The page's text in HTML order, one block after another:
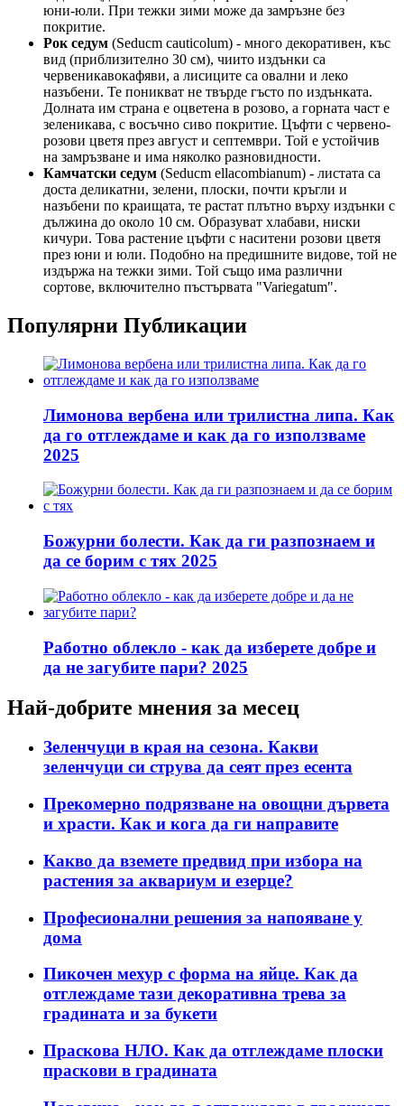
юни-юли. При тежки зими може да замръзне без
покритие.
Рок седум (Seducm cauticolum) - много декоративен, къс
вид (приблизително 30 см), чиито издънки са
червеникавокафяви, а лисиците са овални и леко
назъбени. Те поникват не твърде гъсто по издънката.
Долната им страна е оцветена в розово, а горната част е
зеленикава, с восъчно сиво покритие. Цъфти с червено-
розови цветя през август и септември. Той е устойчив
на замръзване и има няколко разновидности.
Камчатски седум (Seducm ellacombianum) - листата са
доста деликатни, зелени, плоски, почти кръгли и
назъбени по краищата, те растат плътно върху издънки с
дължина до около 10 см. Образуват хлабави, ниски
кичури. Това растение цъфти с наситени розови цветя
през юни и юли. Подобно на предишните видове, той не
издържа на тежки зими. Той също има различни
сортове, включително пъстървата "Variegatum".
Популярни Публикации
Лимонова вербена или трилистна липа. Как
да го отглеждаме и как да го използваме
2025
Божурни болести. Как да ги разпознаем и
да се борим с тях 2025
Работно облекло - как да изберете добре и
да не загубите пари? 2025
Най-добрите мнения за месец
Зеленчуци в края на сезона. Какви
зеленчуци си струва да сеят през есента
Прекомерно подрязване на овощни дървета
и храсти. Как и кога да ги направите
Какво да вземете предвид при избора на
растения за аквариум и езерце?
Професионални решения за напояване у
дома
Пикочен мехур с форма на яйце. Как да
отглеждаме тази декоративна трева за
градината и за букети
Праскова НЛО. Как да отглеждаме плоски
праскови в градината